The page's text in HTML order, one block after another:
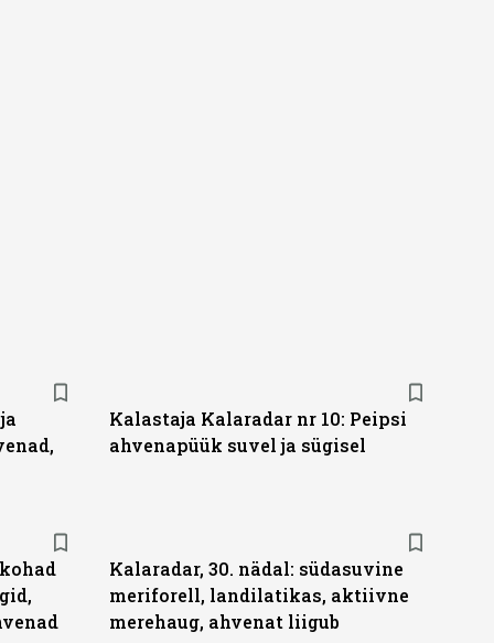
Kalastaja Kalaradar nr 10: Peipsi
ahvenapüük suvel ja sügisel
Kalaradar, 30. nädal: südasuvine
meriforell, landilatikas, aktiivne
merehaug, ahvenat liigub